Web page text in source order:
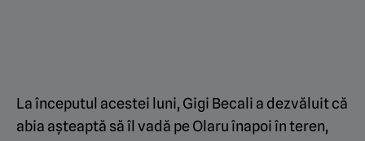
La începutul acestei luni, Gigi Becali a dezvăluit că
abia așteaptă să îl vadă pe Olaru înapoi în teren,